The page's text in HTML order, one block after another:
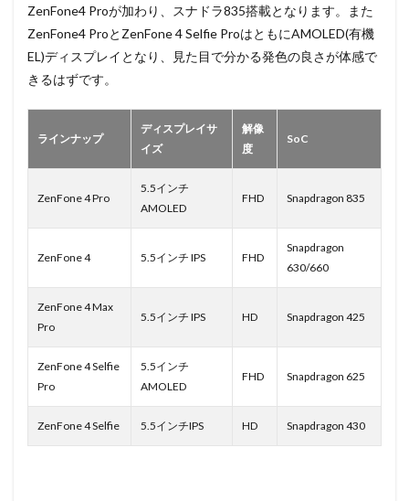
ZenFone4 Proが加わり、スナドラ835搭載となります。また
ZenFone4 ProとZenFone 4 Selfie ProはともにAMOLED(有機
EL)ディスプレイとなり、見た目で分かる発色の良さが体感で
きるはずです。
ラインナップ
ディスプレイサ
イズ
解像
度
SoC
ZenFone 4 Pro
5.5インチ
AMOLED
FHD Snapdragon 835
ZenFone 4 5.5インチ IPS FHD
Snapdragon
630/660
ZenFone 4 Max
Pro
5.5インチ IPS HD Snapdragon 425
ZenFone 4 Selfie
Pro
5.5インチ
AMOLED
FHD Snapdragon 625
ZenFone 4 Selfie 5.5インチIPS HD Snapdragon 430